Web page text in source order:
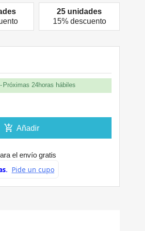
25 unidades
15% descuento
Próximas 24horas hábiles
add_shopping_cart Añadir
el envío gratis